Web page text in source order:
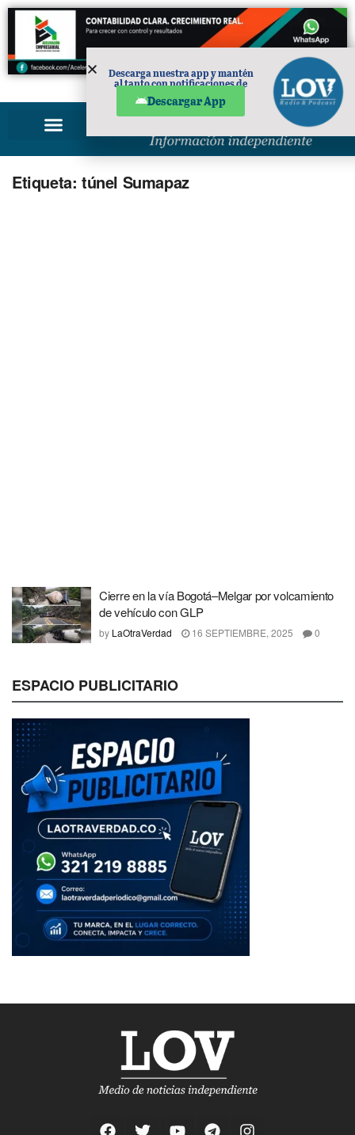
PUBLICIDAD
Etiqueta: túnel Sumapaz
Cierre en la vía Bogotá–Melgar por volcamiento
de vehículo con GLP
by LaOtraVerdad 16 SEPTIEMBRE, 2025 0
ESPACIO PUBLICITARIO
Descarga nuestra app y mantén
al tanto con notificaciones de
Descargar App